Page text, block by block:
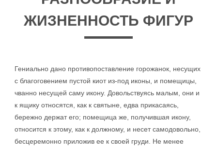
ЖИЗНЕННОСТЬ ФИГУР
Гениально дано противопоставление горожанок, несущих
с благоговением пустой киот из-под иконы, и помещицы,
чванно несущей саму икону. Довольствуясь малым, они и
к ящику относятся, как к святыне, едва прикасаясь,
бережно держат его; помещица же, получившая икону,
относится к этому, как к должному, и несет самодовольно,
бесцеремонно приложив ее к своей груди. Не менее